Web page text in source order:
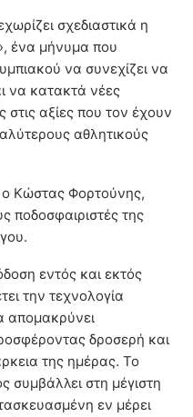
σχεδιαστικά η
ένα μήνυμα που
να συνεχίζει να
να κατακτά νέες
αξίες που τον έχουν
αθλητικούς
Κώστας Φορτούνης,
ποδοσφαιριστές της
εντός και εκτός
την τεχνολογία
απομακρύνει
δροσερή και
της ημέρας. Το
στη μέγιστη
εν μέρει